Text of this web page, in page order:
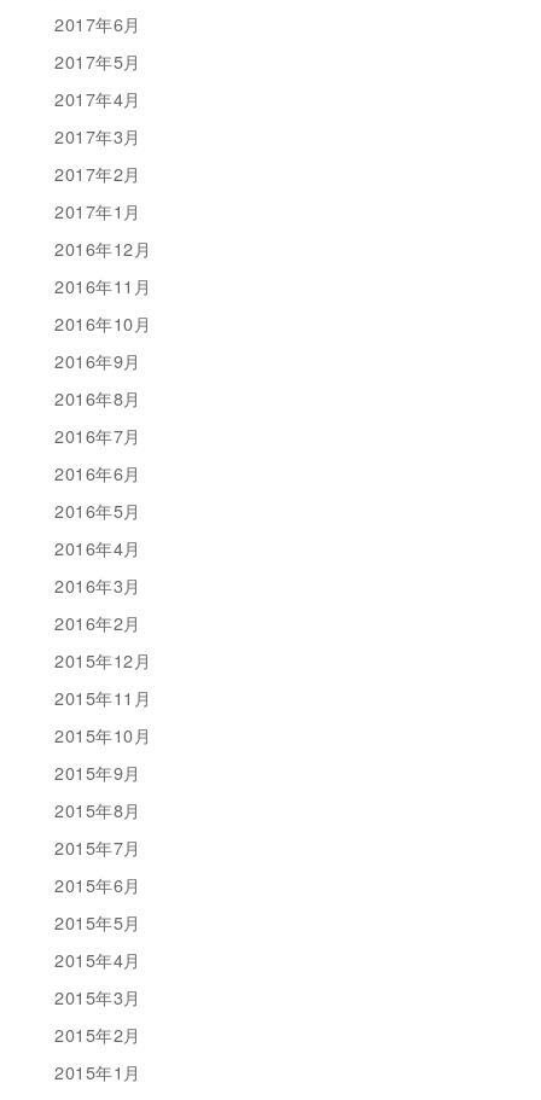
2017年6月
2017年5月
2017年4月
2017年3月
2017年2月
2017年1月
2016年12月
2016年11月
2016年10月
2016年9月
2016年8月
2016年7月
2016年6月
2016年5月
2016年4月
2016年3月
2016年2月
2015年12月
2015年11月
2015年10月
2015年9月
2015年8月
2015年7月
2015年6月
2015年5月
2015年4月
2015年3月
2015年2月
2015年1月